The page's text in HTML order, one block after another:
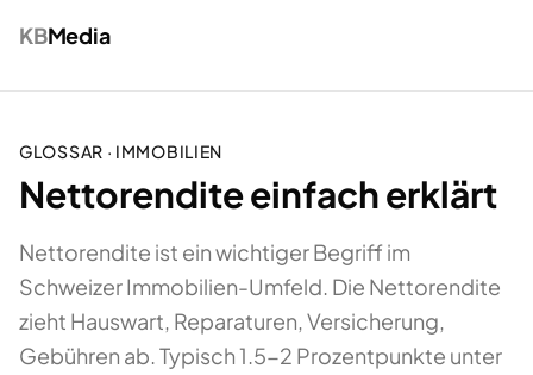
KBMedia
GLOSSAR · IMMOBILIEN
Nettorendite einfach erklärt
Nettorendite ist ein wichtiger Begriff im
Schweizer Immobilien-Umfeld. Die Nettorendite
zieht Hauswart, Reparaturen, Versicherung,
Gebühren ab. Typisch 1.5-2 Prozentpunkte unter